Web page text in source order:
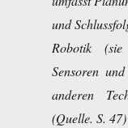
und
Robotik (sie
Sensoren
anderen
(Quelle. S. 47)